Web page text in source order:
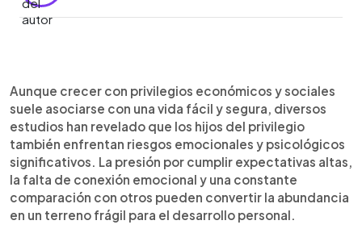
Escuchar artículo
Crecer rodeado de privilegios no siempre
garantiza bienestar. Estudios de Psychology
Today, Childmag, la American Psychological
Association y ScienceDirect muestran que los
hijos del privilegio enfrentan riesgos emocionales
y psicológicos como ansiedad, depresión,
perfeccionismo extremo, desconexión afectiva y
presión por destacar. Estos factores pueden
debilitar su autoestima y dificultar la construcción
Aunque crecer con privilegios económicos y sociales
suele asociarse con una vida fácil y segura, diversos
estudios han revelado que los hijos del privilegio
también enfrentan riesgos emocionales y psicológicos
significativos. La presión por cumplir expectativas altas,
la falta de conexión emocional y una constante
comparación con otros pueden convertir la abundancia
en un terreno frágil para el desarrollo personal.